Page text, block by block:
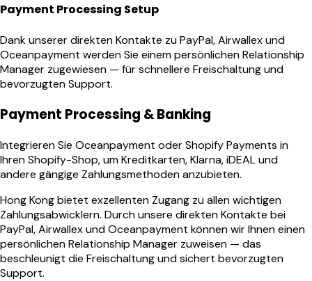
Payment Processing Setup
Dank unserer direkten Kontakte zu PayPal, Airwallex und
Oceanpayment werden Sie einem persönlichen Relationship
Manager zugewiesen — für schnellere Freischaltung und
bevorzugten Support.
Payment Processing & Banking
Integrieren Sie Oceanpayment oder Shopify Payments in
Ihren Shopify-Shop, um Kreditkarten, Klarna, iDEAL und
andere gängige Zahlungsmethoden anzubieten.
Hong Kong bietet exzellenten Zugang zu allen wichtigen
Zahlungsabwicklern. Durch unsere direkten Kontakte bei
PayPal, Airwallex und Oceanpayment können wir Ihnen einen
persönlichen Relationship Manager zuweisen — das
beschleunigt die Freischaltung und sichert bevorzugten
Support.